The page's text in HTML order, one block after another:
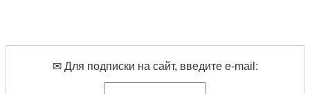
✉ Для подписки на сайт, введите e-mail: